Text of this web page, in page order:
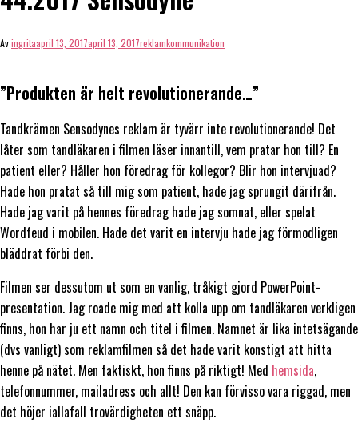
Avingritaapril 13, 2017april 13, 2017reklamkommunikation
”Produkten är helt revolutionerande…”
Tandkrämen Sensodynes reklam är tyvärr inte revolutionerande! Det
låter som tandläkaren i filmen läser innantill, vem pratar hon till? En
patient eller? Håller hon föredrag för kollegor? Blir hon intervjuad?
Hade hon pratat så till mig som patient, hade jag sprungit därifrån.
Hade jag varit på hennes föredrag hade jag somnat, eller spelat
Wordfeud i mobilen. Hade det varit en intervju hade jag förmodligen
bläddrat förbi den.
Filmen ser dessutom ut som en vanlig, tråkigt gjord PowerPoint-
presentation. Jag roade mig med att kolla upp om tandläkaren verkligen
finns, hon har ju ett namn och titel i filmen. Namnet är lika intetsägande
(dvs vanligt) som reklamfilmen så det hade varit konstigt att hitta
henne på nätet. Men faktiskt, hon finns på riktigt! Med hemsida,
telefonnummer, mailadress och allt! Den kan förvisso vara riggad, men
det höjer iallafall trovärdigheten ett snäpp.